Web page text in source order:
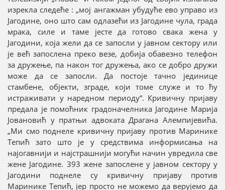
изрекла следеће : „мој ангажман убудуће ево управо из
Јагодине, оно што сам одлазећи из Јагодине чула, града
мрака, силе и таме јесте да готово свака жена у
Јагодини, која жели да се запосли у јавном сектору или
је већ запослена преко везе, добија обавезно телефон
за дружење, па након тог дружења, ако се добро дружи
може да се запосли. Да постоје тачно јединице
стамбене, објекти, зграде, који томе служе и то ћу
истраживати у наредном периоду“. Кривичну пријаву
предала је помоћник градоначелника Јагодине Марија
Јовановић у пратњи адвоката Драгана Алемпијевића.
„Ми смо поднеле кривичну пријаву против Маринике
Тепић зато што је у средствима информисања на
најогавнији и најстрашнији могући начин увредила све
жене Јагодине. 393 жене запослене у јавном сектору у
Јагодини поднеле су кривичну пријаву против
Маринике Тепић, јер просто не можемо да верујемо да